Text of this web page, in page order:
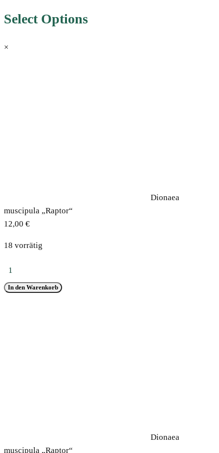
Select Options
×
Dionaea
muscipula „Raptor“
12,00 €
18 vorrätig
Dionaea
"Raptor"
In den Warenkorb
Dionaea
muscipula „Raptor“